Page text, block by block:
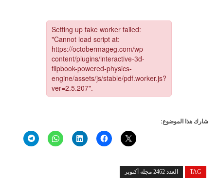
شارك هذا الموضوع:
TAG العدد 2462 مجلة أكتوبر